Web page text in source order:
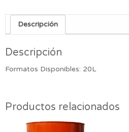
Descripción
Descripción
Formatos Disponibles: 20L
Productos relacionados